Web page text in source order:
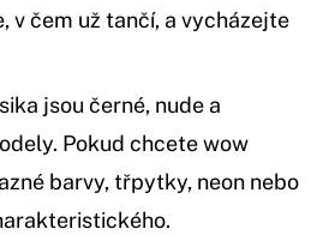
v čem už tančí, a vycházejte
jsou černé, nude a
Pokud chcete wow
barvy, třpytky, neon nebo